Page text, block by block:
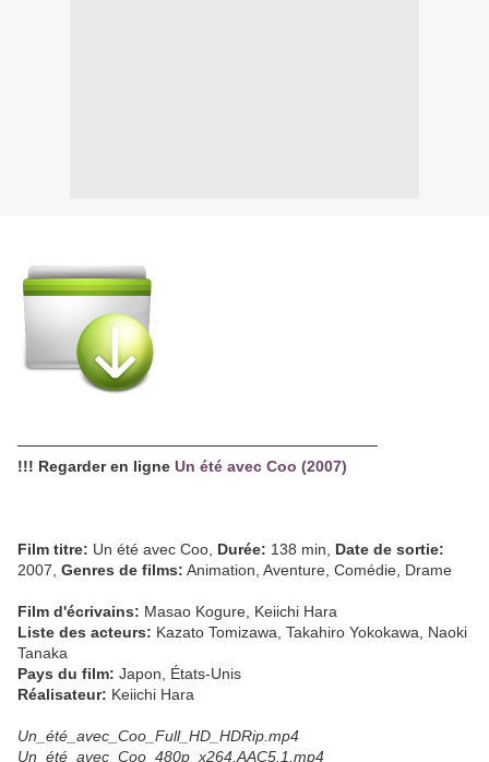
─────────────────────────────────
!!! Regarder en ligne Un été avec Coo (2007)
Film titre: Un été avec Coo, Durée: 138 min, Date de sortie:
2007, Genres de films: Animation, Aventure, Comédie, Drame
Film d'écrivains: Masao Kogure, Keiichi Hara
Liste des acteurs: Kazato Tomizawa, Takahiro Yokokawa, Naoki
Tanaka
Pays du film: Japon, États-Unis
Réalisateur: Keiichi Hara
Un_été_avec_Coo_Full_HD_HDRip.mp4
Un_été_avec_Coo_480p_x264.AAC5.1.mp4